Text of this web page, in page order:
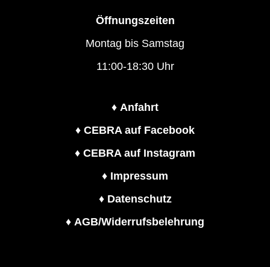
Öffnungszeiten
Montag bis Samstag
11:00-18:30 Uhr
♦ Anfahrt
♦ CEBRA auf Facebook
♦ CEBRA auf Instagram
♦ Impressum
♦ Datenschutz
♦ AGB/Widerrufsbelehrung